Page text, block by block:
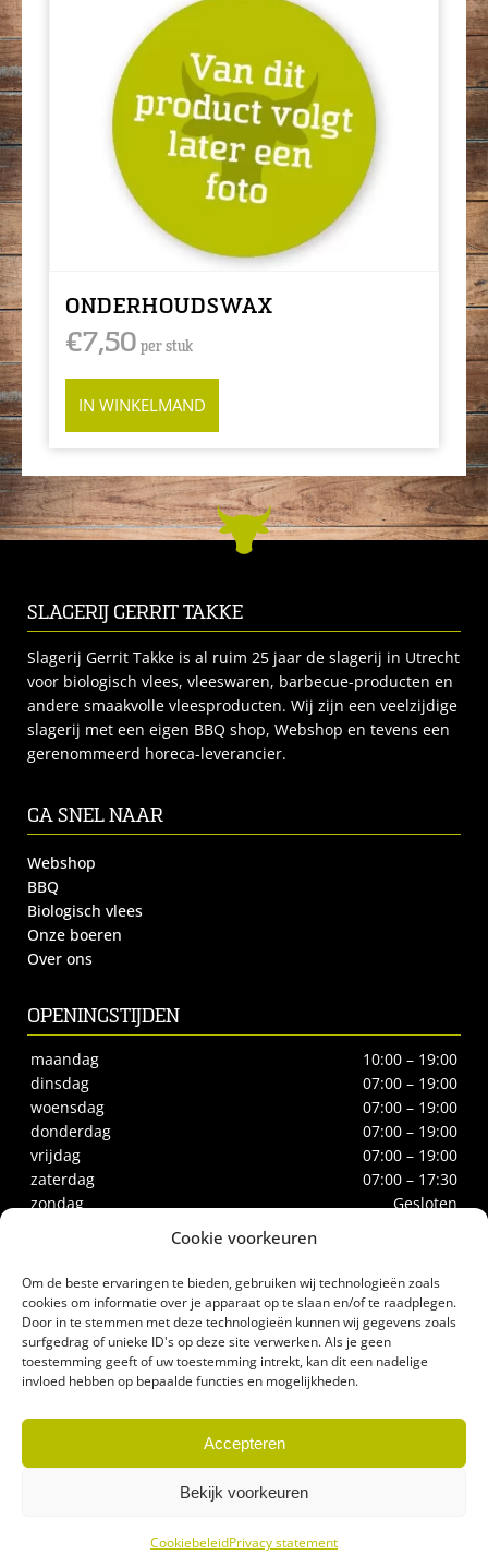
Cookie voorkeuren
Om de beste ervaringen te bieden, gebruiken wij technologieën zoals
cookies om informatie over je apparaat op te slaan en/of te raadplegen.
Door in te stemmen met deze technologieën kunnen wij gegevens zoals
surfgedrag of unieke ID's op deze site verwerken. Als je geen
toestemming geeft of uw toestemming intrekt, kan dit een nadelige
invloed hebben op bepaalde functies en mogelijkheden.
Accepteren
Bekijk voorkeuren
CookiebeleidPrivacy statement
ONDERHOUDSWAX
€7,50 per stuk
IN WINKELMAND
SLAGERIJ GERRIT TAKKE
Slagerij Gerrit Takke is al ruim 25 jaar de slagerij in Utrecht
voor biologisch vlees, vleeswaren, barbecue-producten en
andere smaakvolle vleesproducten. Wij zijn een veelzijdige
slagerij met een eigen BBQ shop, Webshop en tevens een
gerenommeerd horeca-leverancier.
GA SNEL NAAR
Webshop
BBQ
Biologisch vlees
Onze boeren
Over ons
OPENINGSTIJDEN
maandag
10:00 – 19:00
dinsdag
07:00 – 19:00
woensdag
07:00 – 19:00
donderdag
07:00 – 19:00
vrijdag
07:00 – 19:00
zaterdag
07:00 – 17:30
zondag
Gesloten
Biltstraat 66
3572BE Utrecht
Tel.030-2732186
biologischeslagerij@gerrittakke.nl
voorwaarden–Privacy statement